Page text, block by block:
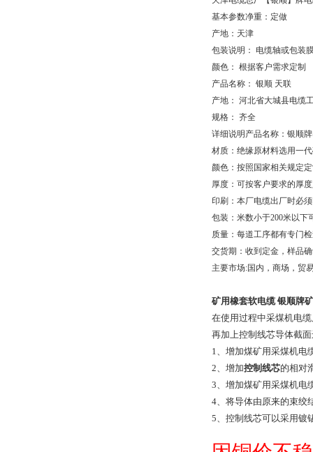
基本参数净重：定做
产地：天津
包装说明：
电缆轴或包装
颜色： 根据客户需求定制
产品名称： 银顺 天联
产地： 河北省大城县电缆
规格： 齐全
详细说明产品名称：银顺
材质：绝缘原材料选用一
颜色：按照国家相关规定
厚度：可按客户要求的厚
印刷：本厂电缆出厂时必
包装：米数小于200米以下
质量：每道工序都有专门
交货期：收到定金，样品
主要市场:国内，商场，贸
矿用橡套软电缆 银顺牌
在使用过程中采煤机电
再加上控制线芯导体截
1、增加煤矿用采煤机电
2、增加控制线芯的相对
3、增加煤矿用采煤机电
4、将导体由原来的束绞
5、控制线芯可以采用镀